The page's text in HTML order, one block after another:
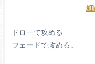
細
ドローで攻める
フェードで攻める。